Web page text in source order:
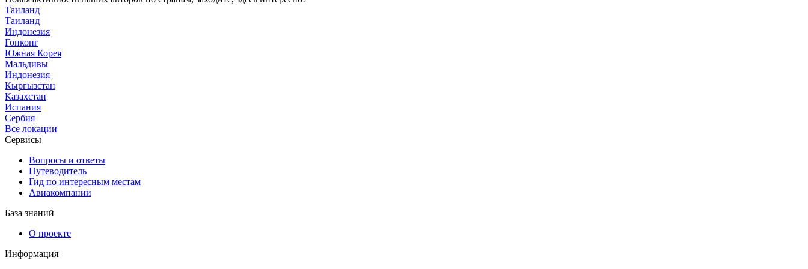
Таиланд
Таиланд
Индонезия
Гонконг
Южная Корея
Мальдивы
Индонезия
Кыргызстан
Казахстан
Испания
Сербия
Все локации
Сервисы
Вопросы и ответы
Путеводитель
Гид по интересным местам
Авиакомпании
База знаний
О проекте
Информация